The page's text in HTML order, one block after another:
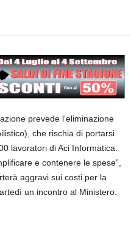
prevede l’eliminazione
che rischia di portarsi
lavoratori di Aci Informatica.
e contenere le spese”,
aggravi sui costi per la
un incontro al Ministero.